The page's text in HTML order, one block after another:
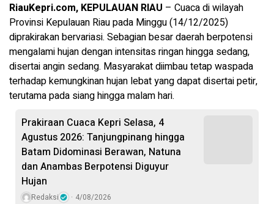
RiauKepri.com, KEPULAUAN RIAU – Cuaca di wilayah
Provinsi Kepulauan Riau pada Minggu (14/12/2025)
diprakirakan bervariasi. Sebagian besar daerah berpotensi
mengalami hujan dengan intensitas ringan hingga sedang,
disertai angin sedang. Masyarakat diimbau tetap waspada
terhadap kemungkinan hujan lebat yang dapat disertai petir,
terutama pada siang hingga malam hari.
Prakiraan Cuaca Kepri Selasa, 4
Agustus 2026: Tanjungpinang hingga
Batam Didominasi Berawan, Natuna
dan Anambas Berpotensi Diguyur
Hujan
Redaksi 4/08/2026